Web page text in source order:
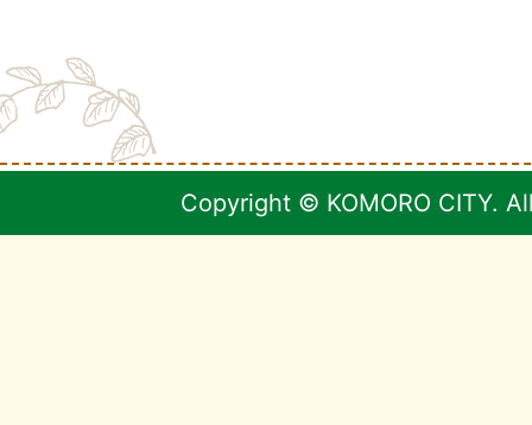
Copyright © KOMORO CITY.